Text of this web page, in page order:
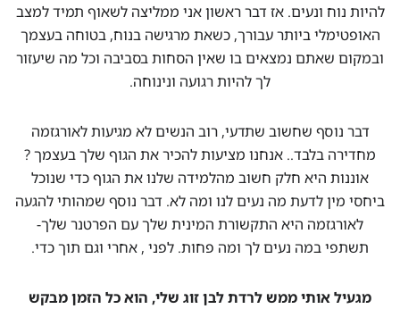
להיות נוח ונעים. אז דבר ראשון אני ממליצה לשאוף תמיד למצב
האופטימלי ביותר עבורך, כשאת מרגישה בנוח, בטוחה בעצמך
ובמקום שאתם נמצאים בו שאין הסחות בסביבה וכל מה שיעזור
לך להיות רגועה ונינוחה.
דבר נוסף שחשוב שתדעי, רוב הנשים לא מגיעות לאורגזמה
מחדירה בלבד.. אנחנו מציעות להכיר את הגוף שלך בעצמך ?
אוננות היא חלק חשוב מהלמידה שלנו את הגוף כדי שנוכל
ביחסי מין לדעת מה נעים לנו ומה לא. דבר נוסף שמהותי להגעה
לאורגזמה היא התקשורת המינית שלך עם הפרטנר שלך-
תשתפי במה נעים לך ומה פחות. לפני , אחרי וגם תוך כדי.
מגעיל אותי ממש לרדת לבן זוג שלי, הוא כל הזמן מבקש